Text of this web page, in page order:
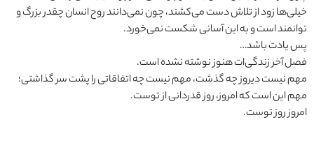
خیلی‌ها زود از تلاش دست می‌کشند، چون نمی‌دانند روح انسان چقدر بزرگ و
توانمند است و به این آسانی شکست نمی‌خورد.
پس یادت باشد…
فصل آخر زندگی‌ات هنوز نوشته نشده است.
مهم نیست دیروز چه گذشت، مهم نیست چه اتفاقاتی را پشت سر گذاشتی؛
مهم این است که امروز، روز قدردانی از توست.
امروز روز توست.